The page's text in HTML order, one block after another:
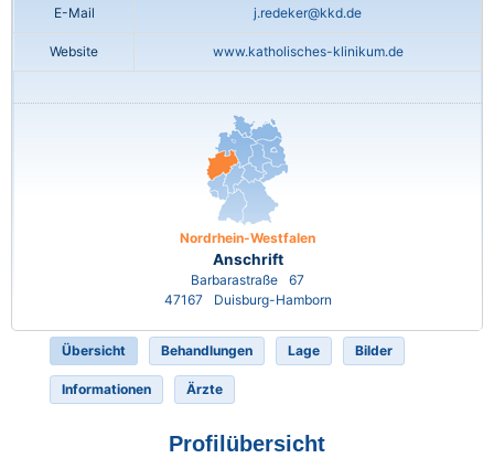
E-Mail j.redeker@kkd.de
Website www.katholisches-klinikum.de
Nordrhein-Westfalen
Anschrift
Barbarastraße
67
47167
Duisburg-Hamborn
Übersicht Behandlungen Lage Bilder
Informationen Ärzte
Profilübersicht